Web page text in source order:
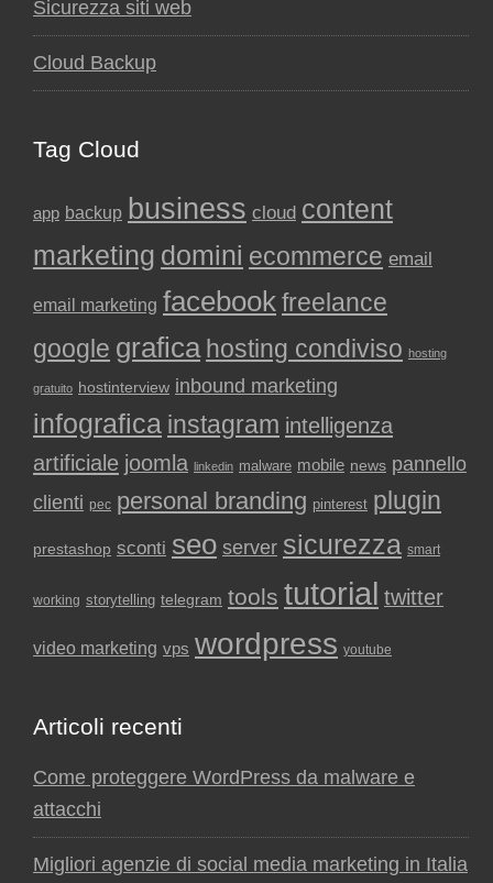
Sicurezza siti web
Cloud Backup
Tag Cloud
app backup business cloud content
marketing domini ecommerce email
email marketing facebookfreelance
google grafica hosting condiviso hosting
gratuito hostinterview inbound marketing
infografica instagram intelligenza
artificiale joomla linkedin malware mobile news pannello
clienti pec personal branding pinterest plugin
prestashop sconti seo server sicurezza smart
working storytelling telegram tools tutorial twitter
video marketing vps wordpress youtube
Articoli recenti
Come proteggere WordPress da malware e
attacchi
Migliori agenzie di social media marketing in Italia